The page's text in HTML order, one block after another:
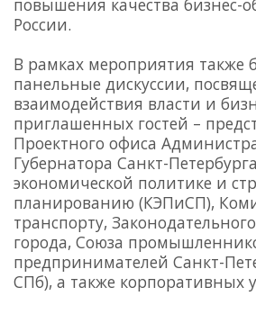
повышения качества бизнес-
России.
В рамках мероприятия также
панельные дискуссии,
взаимодействия власти и
приглашенных гостей –
Проектного офиса
Губернатора Санкт-
экономической политике и
планированию (КЭПиСП),
транспорту,
города, Союза
предпринимателей Санкт-
СПб), а также корпоративных